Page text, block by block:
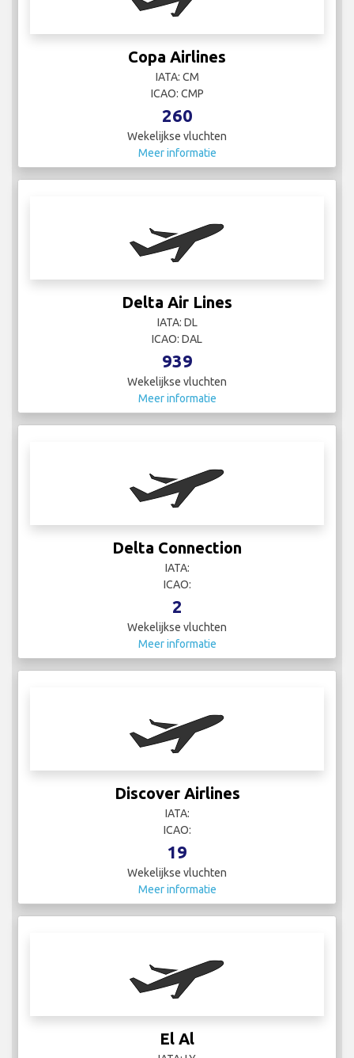
Copa Airlines
IATA: CM
ICAO: CMP
260
Wekelijkse vluchten
Meer informatie
Delta Air Lines
IATA: DL
ICAO: DAL
939
Wekelijkse vluchten
Meer informatie
Delta Connection
IATA:
ICAO:
2
Wekelijkse vluchten
Meer informatie
Discover Airlines
IATA:
ICAO:
19
Wekelijkse vluchten
Meer informatie
El Al